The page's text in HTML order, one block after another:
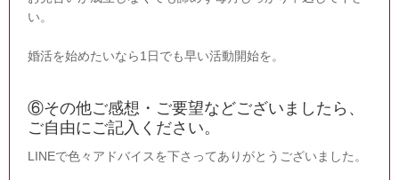
い。
婚活を始めたいなら1日でも早い活動開始を。
⑥その他ご感想・ご要望などございましたら、
ご自由にご記入ください。
LINEで色々アドバイスを下さってありがとうございました。